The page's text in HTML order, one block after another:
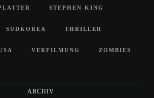
STEPHEN KING
SÜDKOREA THRILLER
VERFILMUNG ZOMBIES
ARCHIV